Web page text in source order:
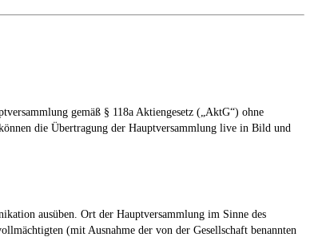
gemäß § 118a Aktiengesetz („AktG“) ohne
die Übertragung der Hauptversammlung live in Bild und
ausüben. Ort der Hauptversammlung im Sinne des
(mit Ausnahme der von der Gesellschaft benannten